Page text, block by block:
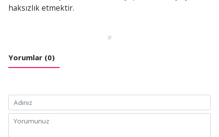
haksızlık etmektir.
#
Yorumlar (0)